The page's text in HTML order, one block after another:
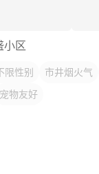
小区
限性别
市井烟火气
宠物友好